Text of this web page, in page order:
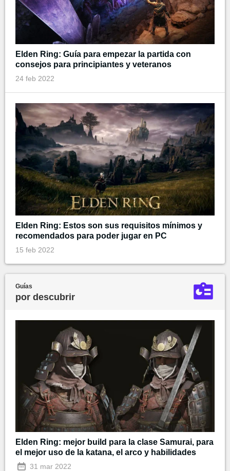
Elden Ring: Guía para empezar la partida con
consejos para principiantes y veteranos
24 feb 2022
Elden Ring: Estos son sus requisitos mínimos y
recomendados para poder jugar en PC
15 feb 2022
Guías
por descubrir
Elden Ring: mejor build para la clase Samurai, para
el mejor uso de la katana, el arco y habilidades
31 mar 2022